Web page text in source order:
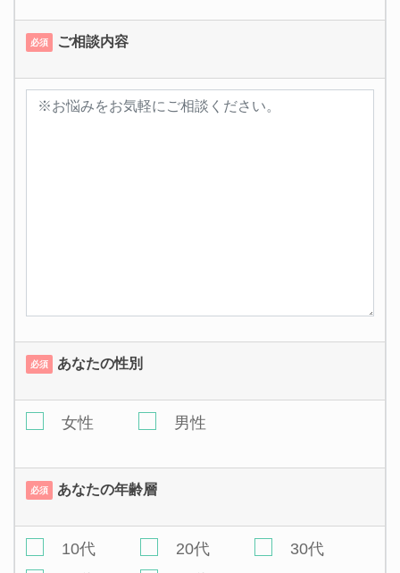
必須 ご相談内容
必須 あなたの性別
女性 男性
必須 あなたの年齢層
10代 20代
30代